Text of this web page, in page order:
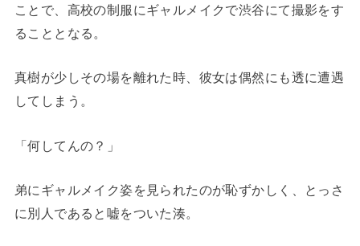
ことで、高校の制服にギャルメイクで渋谷にて撮影をす
ることとなる。
真樹が少しその場を離れた時、彼女は偶然にも透に遭遇
してしまう。
「何してんの？」
弟にギャルメイク姿を見られたのが恥ずかしく、とっさ
に別人であると嘘をついた湊。